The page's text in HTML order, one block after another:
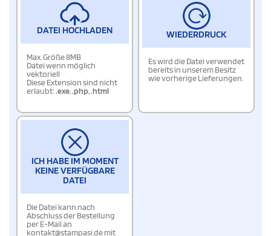
DATEI HOCHLADEN
Max. Größe 8MB
Datei wenn möglich
vektoriell
Diese Extension sind nicht
erlaubt:.exe,.php,.html
WIEDERDRUCK
Es wird die Datei verwendet
bereits in unserem Besitz
wie vorherige Lieferungen.
ICH HABE IM MOMENT
KEINE VERFÜGBARE
DATEI
Die Datei kann nach
Abschluss der Bestellung
per E-Mail an
kontakt@stampasi.de mit